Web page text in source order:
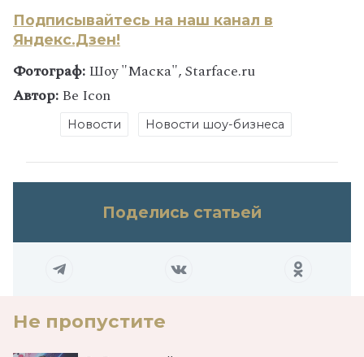
Подписывайтесь на наш канал в
Яндекс.Дзен!
Фотограф:Шоу "Маска", Starface.ru
Автор:Be Icon
Новости Новости шоу-бизнеса
Поделись статьей
Не пропустите